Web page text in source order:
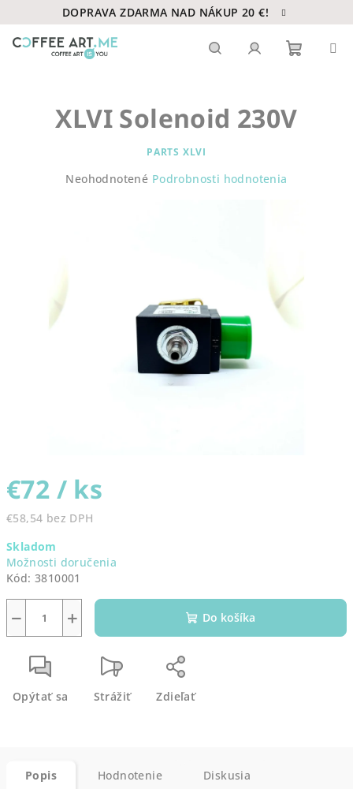
na
obsah
DOPRAVA ZDARMA NAD NÁKUP 20 €!
košík
€72 / ks
€58,54 bez DPH
cena:
Skladom
Možnosti doručenia
Kód: 3810001
+
− Do košíka
Opýtať sa Strážiť Zdieľať
XLVI Solenoid 230V
PARTS XLVI
Priemerné
Neohodnotené Podrobnosti hodnotenia
Popis Hodnotenie Diskusia